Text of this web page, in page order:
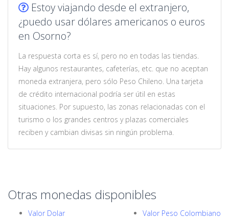
Estoy viajando desde el extranjero,
¿puedo usar dólares americanos o euros
en Osorno?
La respuesta corta es sí, pero no en todas las tiendas.
Hay algunos restaurantes, cafeterías, etc. que no aceptan
moneda extranjera, pero sólo Peso Chileno. Una tarjeta
de crédito internacional podría ser útil en estas
situaciones. Por supuesto, las zonas relacionadas con el
turismo o los grandes centros y plazas comerciales
reciben y cambian divisas sin ningún problema.
Otras monedas disponibles
Valor Dolar
Valor Peso Colombiano